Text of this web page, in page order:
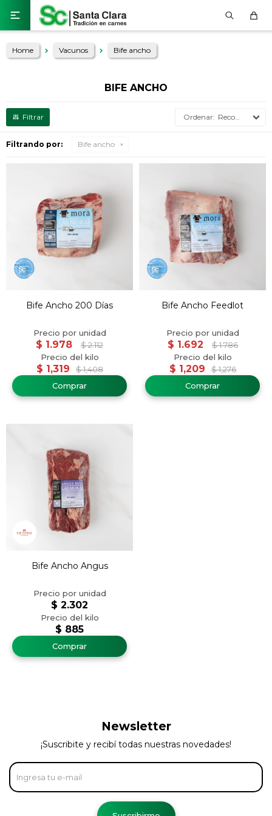

Home Vacunos Bife ancho
BIFE ANCHO
Recomendados
Filtrando por: Bife ancho
Bife Ancho 200 Días
$ 1,319 $ 1,408
$ 1.978 $ 2.112
Bife Ancho Feedlot
$ 1,209 $ 1,276
$ 1.692 $ 1.786
Bife Ancho Angus
$ 885
$ 2.302
Newsletter
¡Suscribite y recibí todas nuestras novedades!